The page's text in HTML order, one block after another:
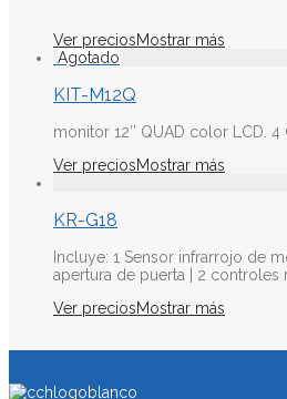
Ver preciosMostrar más
KIT-M12Q
monitor 12’’ QUAD color LCD. 4
Ver preciosMostrar más
KR-G18
Incluye: 1 Sensor infrarrojo de
apertura de puerta | 2 controles
Ver preciosMostrar más